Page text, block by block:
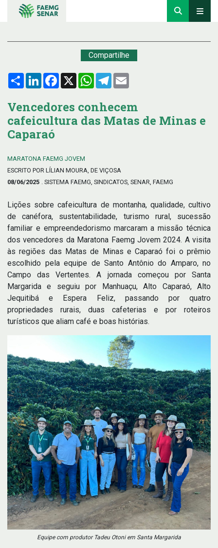
Compartilhe
Compartilhar
LinkedInFacebook
X WhatsApp
Telegram
Vencedores conhecem
cafeicultura das Matas de Minas e
Caparaó
MARATONA FAEMG JOVEM
ESCRITO POR LÍLIAN MOURA, DE VIÇOSA
08/06/2025 . SISTEMA FAEMG, SINDICATOS, SENAR, FAEMG
Lições sobre cafeicultura de montanha, qualidade, cultivo
de canéfora, sustentabilidade, turismo rural, sucessão
familiar e empreendedorismo marcaram a missão técnica
dos vencedores da Maratona Faemg Jovem 2024. A visita
às regiões das Matas de Minas e Caparaó foi o prêmio
escolhido pela equipe de Santo Antônio do Amparo, no
Campo das Vertentes. A jornada começou por Santa
Margarida e seguiu por Manhuaçu, Alto Caparaó, Alto
Jequitibá e Espera Feliz, passando por quatro
propriedades rurais, duas cafeterias e por roteiros
turísticos que aliam café e boas histórias.
Equipe com produtor Tadeu Otoni em Santa Margarida